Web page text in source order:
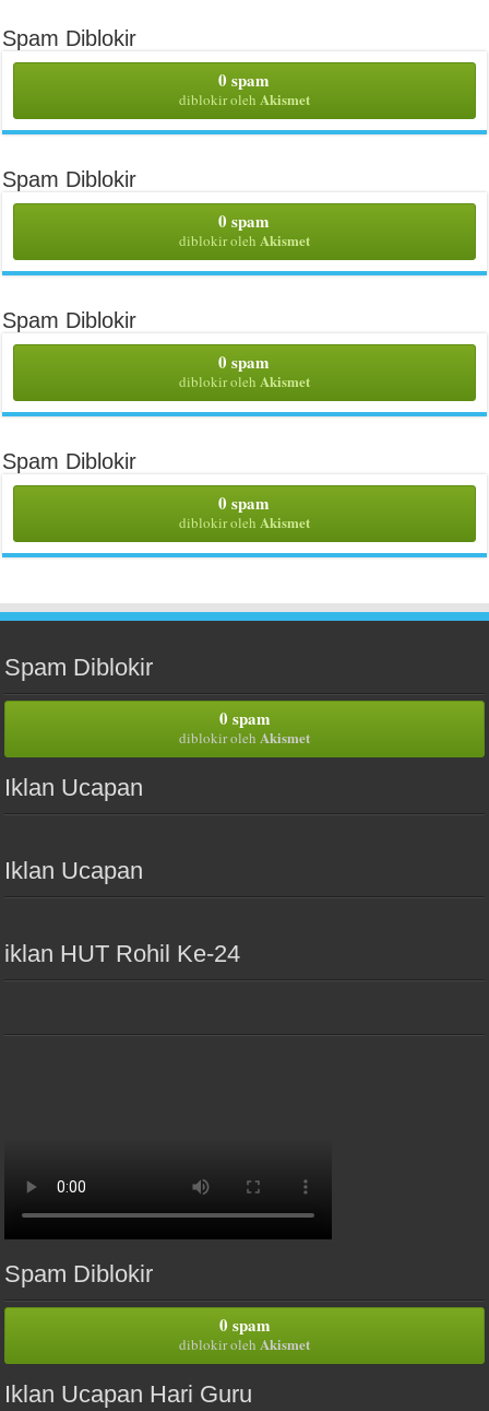
Spam Diblokir
0 spam
diblokir oleh Akismet
Spam Diblokir
0 spam
diblokir oleh Akismet
Spam Diblokir
0 spam
diblokir oleh Akismet
Spam Diblokir
0 spam
diblokir oleh Akismet
Spam Diblokir
0 spam
diblokir oleh Akismet
Iklan Ucapan
Iklan Ucapan
iklan HUT Rohil Ke-24
Spam Diblokir
0 spam
diblokir oleh Akismet
Iklan Ucapan Hari Guru